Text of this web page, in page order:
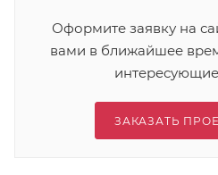
Оформите заявку на
вами в ближайшее
ЗАКАЗАТЬ